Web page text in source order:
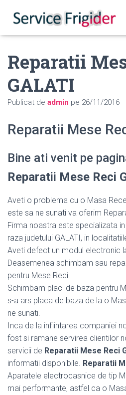
Reparatii
GALATI
Publicat de admin pe 26/11/2016
Reparatii Mese
Bine ati venit pe
Reparatii Mese Reci
Aveti o problema cu o Masa
este sa ne sunati va oferim
Firma noastra este specializata
raza judetului GALATI, in
Aveti defect un modul electronic
Deasemenea schimbam sau
pentru Mese Reci
Schimbam placi de baza pentru
s-a ars placa de baza de la o
ne sunati.
Inca de la infiintarea companiei
fost si ramane servirea clientilor
servicii de Reparatii Mese Reci
informatii disponibile. Reparatii
Aparatele electrocasnice de tip
mai performante, astfel ca o